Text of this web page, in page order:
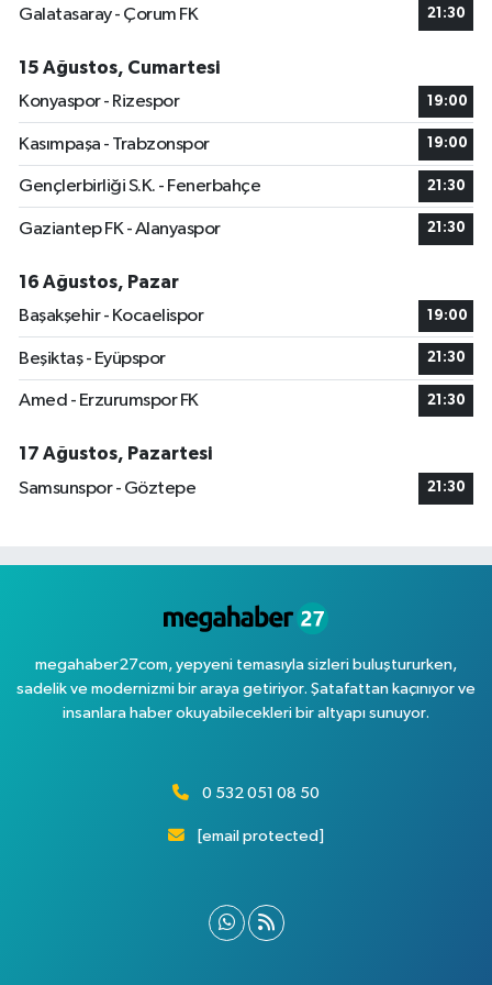
Galatasaray - Çorum FK 21:30
15 Ağustos, Cumartesi
Konyaspor - Rizespor
19:00
Kasımpaşa - Trabzonspor 19:00
Gençlerbirliği S.K. - Fenerbahçe 21:30
Gaziantep FK - Alanyaspor 21:30
16 Ağustos, Pazar
Başakşehir - Kocaelispor
19:00
Beşiktaş - Eyüpspor 21:30
Amed - Erzurumspor FK 21:30
17 Ağustos, Pazartesi
Samsunspor - Göztepe
21:30
megahaber27com, yepyeni temasıyla sizleri buluştururken,
sadelik ve modernizmi bir araya getiriyor. Şatafattan kaçınıyor ve
insanlara haber okuyabilecekleri bir altyapı sunuyor.
0 532 051 08 50
[email protected]